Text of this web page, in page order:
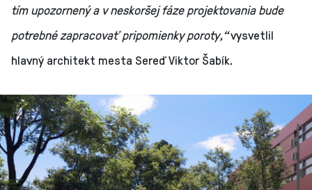
tím upozornený a v neskoršej fáze projektovania bude
potrebné zapracovať pripomienky poroty,“vysvetlil
hlavný architekt mesta Sereď Viktor Šabík.